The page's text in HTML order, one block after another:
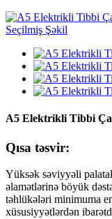
A5 Elektrikli Tibbi
Qısa təsvir:
Yüksək səviyyəli
əlamətlərinə böyük
təhlükələri minimuma
xüsusiyyətlərdən